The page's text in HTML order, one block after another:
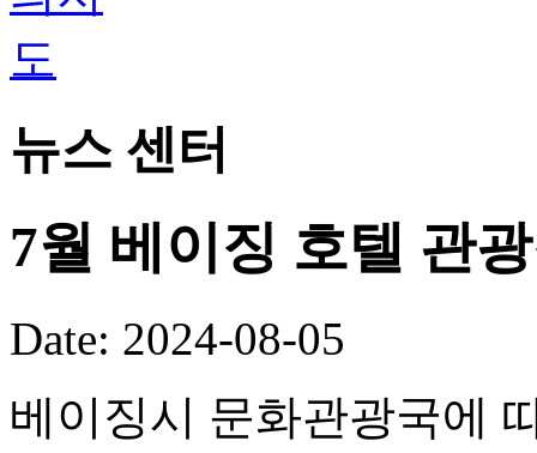
뉴스 센터
7월 베이징 호텔 관
Date: 2024-08-05
베이징시 문화관광국에